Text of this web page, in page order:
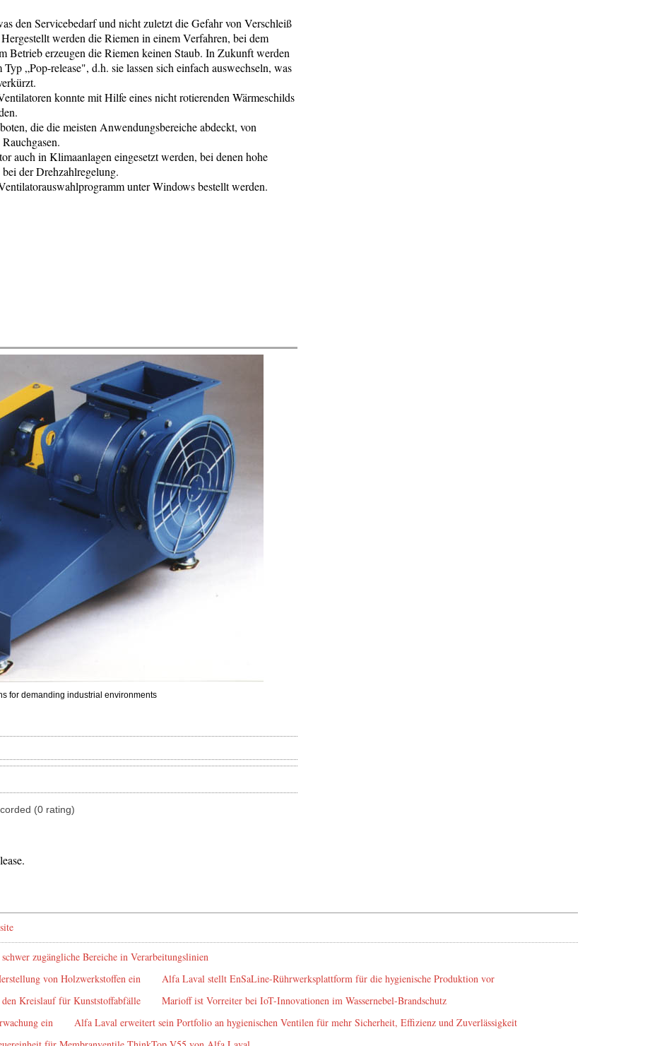
den Servicebedarf und nicht zuletzt die Gefahr von Verschleiß
werden die Riemen in einem Verfahren, bei dem
Betrieb erzeugen die Riemen keinen Staub. In Zukunft werden
„Pop-release", d.h. sie lassen sich einfach auswechseln, was
konnte mit Hilfe eines nicht rotierenden Wärmeschilds
die die meisten Anwendungsbereiche abdeckt, von
auch in Klimaanlagen eingesetzt werden, bei denen hohe
der Drehzahlregelung.
unter Windows bestellt werden.
for demanding industrial environments
(0 rating)
zugängliche Bereiche in Verarbeitungslinien
von Holzwerkstoffen ein
Alfa Laval stellt EnSaLine-Rührwerksplattform für die hygienische Produktion vor
Kreislauf für Kunststoffabfälle
Marioff ist Vorreiter bei IoT-Innovationen im Wassernebel-Brandschutz
ein
Alfa Laval erweitert sein Portfolio an hygienischen Ventilen für mehr Sicherheit, Effizienz und Zuverlässigkeit